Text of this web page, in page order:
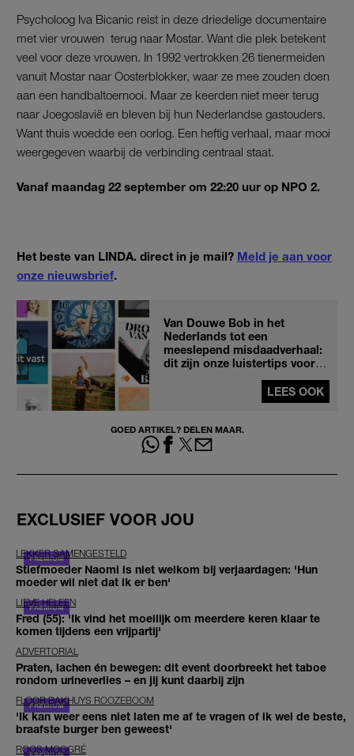
Psycholoog Iva Bicanic reist in deze driedelige documentaire
met vier vrouwen terug naar Mostar. Want die plek betekent
veel voor deze vrouwen. In 1992 vertrokken 26 tienermeiden
vanuit Mostar naar Oosterblokker, waar ze mee zouden doen
aan een handbaltoernooi. Maar ze keerden niet meer terug
naar Joegoslavië en bleven bij hun Nederlandse gastouders.
Want thuis woedde een oorlog. Een heftig verhaal, maar mooi
weergegeven waarbij de verbinding centraal staat.
Vanaf maandag 22 september om 22:20 uur op NPO 2.
Het beste van LINDA. direct in je mail? Meld je aan voor
onze nieuwsbrief.
Van Douwe Bob in het
Nederlands tot een
meeslepend misdaadverhaal:
dit zijn onze luistertips voor
LEES OOK
GOED ARTIKEL? DELEN MAAR.
EXCLUSIEF VOOR JOU
LEKKER SAMENGESTELD
Stiefmoeder Naomi is niet welkom bij verjaardagen: 'Hun
moeder wil niet dat ik er ben'
LIEVE HELEEN
Fred (55): 'Ik vind het moeilijk om meerdere keren klaar te
komen tijdens een vrijpartij'
ADVERTORIAL
Praten, lachen én bewegen: dit event doorbreekt het taboe
rondom urineverlies – en jij kunt daarbij zijn
FLOOR BAKHUYS ROOZEBOOM
'Ik kan weer eens niet laten me af te vragen of ik wel de beste,
braafste burger ben geweest'
ROOS MOGGRÉ